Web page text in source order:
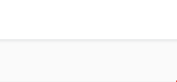
- Pouchov